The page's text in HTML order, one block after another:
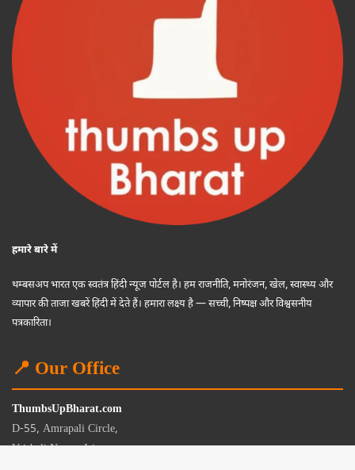
हमारे बारे में
थम्बसअप भारत एक स्वतंत्र हिंदी न्यूज पोर्टल है। हम राजनीति, मनोरंजन, खेल, स्वास्थ्य और
व्यापार की ताजा खबरें हिंदी में देते हैं। हमारा लक्ष्य है — सच्ची, निष्पक्ष और विश्वसनीय
पत्रकारिता।
📍 Our Office
ThumbsUpBharat.com
D-55, Amrapali Circle,
Vaishali Nagar, Jaipur